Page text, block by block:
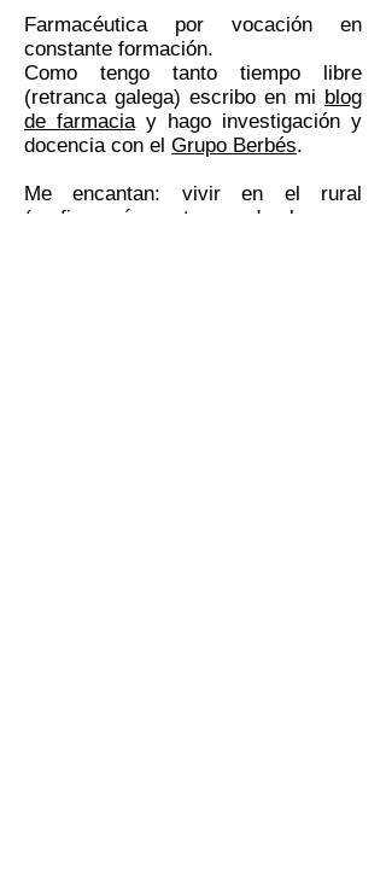
Farmacéutica por vocación en
constante formación.
Como tengo tanto tiempo libre
(retranca galega) escribo en mi blog
de farmaciay hago investigación y
docencia con el Grupo Berbés.
Me encantan: vivir en el rural
(prefiero oír cantar verderoles que